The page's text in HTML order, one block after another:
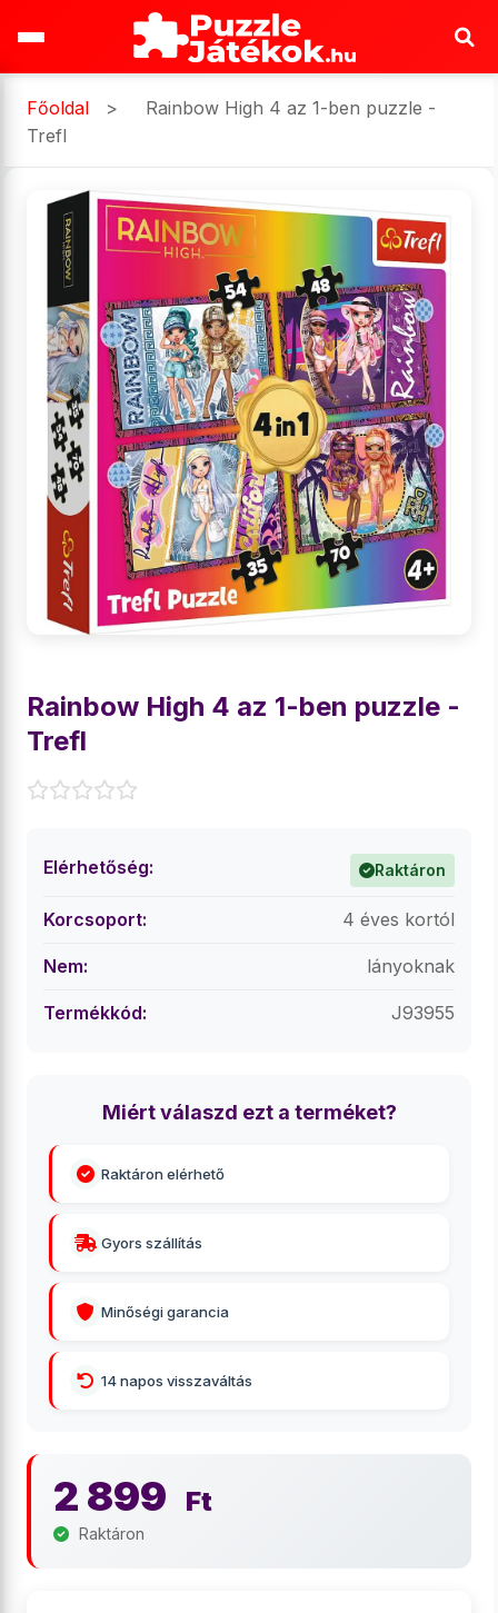
Főoldal >
Rainbow High 4 az 1-ben puzzle -
Trefl
Rainbow High 4 az 1-ben puzzle -
Trefl
Elérhetőség: Raktáron
Korcsoport: 4 éves kortól
Nem: lányoknak
Termékkód: J93955
Miért válaszd ezt a terméket?
Raktáron elérhető
Gyors szállítás
Minőségi garancia
14 napos visszaváltás
2 899 Ft
Raktáron